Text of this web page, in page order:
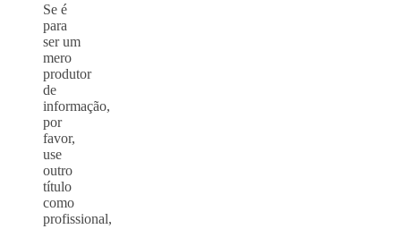
Se é
para
ser um
mero
produtor
de
informação,
por
favor,
use
outro
título
como
profissional,